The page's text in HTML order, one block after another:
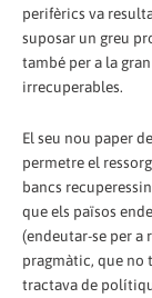
perifèrics va
suposar un greu
també per a la
irrecuperables.
El seu nou paper
permetre el
bancs
que els països
(endeutar-se per a
pragmàtic, que no
tractava de